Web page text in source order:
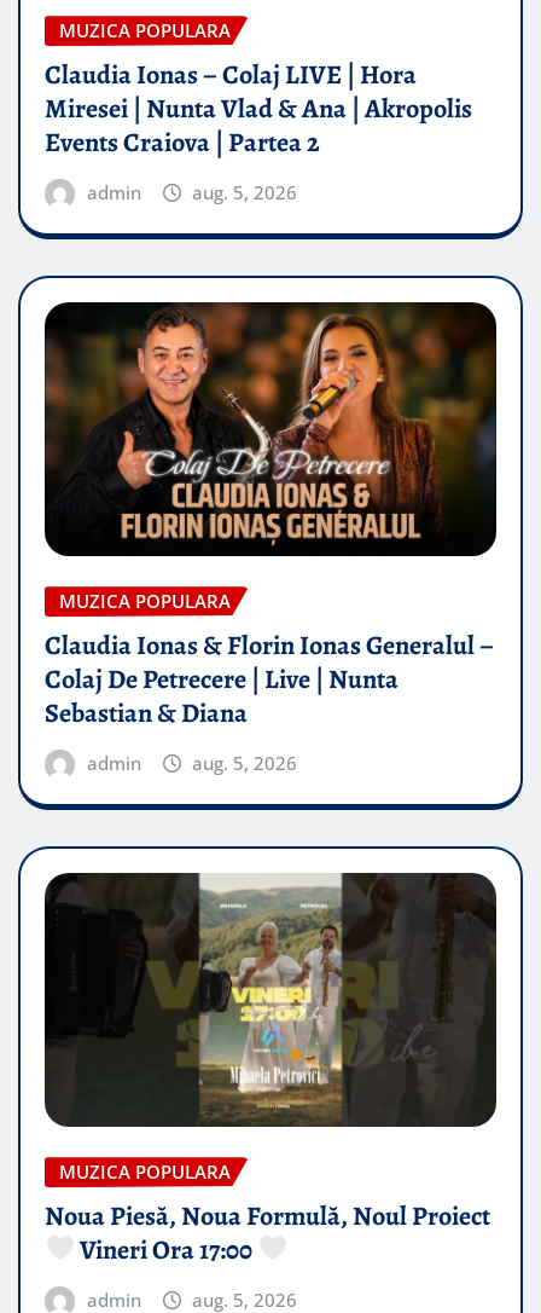
MUZICA POPULARA
Claudia Ionas – Colaj LIVE | Hora
Miresei | Nunta Vlad & Ana | Akropolis
Events Craiova | Partea 2
admin aug. 5, 2026
MUZICA POPULARA
Claudia Ionas & Florin Ionas Generalul –
Colaj De Petrecere | Live | Nunta
Sebastian & Diana
admin aug. 5, 2026
MUZICA POPULARA
Noua Piesă, Noua Formulă, Noul Proiect
Vineri Ora 17:00
admin aug. 5, 2026